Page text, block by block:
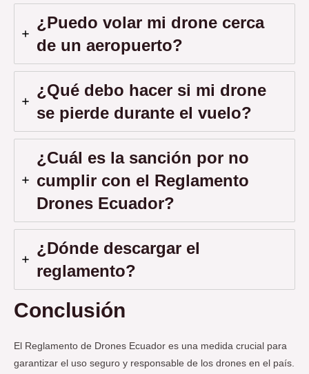
¿Puedo volar mi drone cerca
de un aeropuerto?
¿Qué debo hacer si mi drone
se pierde durante el vuelo?
¿Cuál es la sanción por no
cumplir con el Reglamento
Drones Ecuador?
¿Dónde descargar el
reglamento?
Conclusión
El Reglamento de Drones Ecuador es una medida crucial para
garantizar el uso seguro y responsable de los drones en el país.